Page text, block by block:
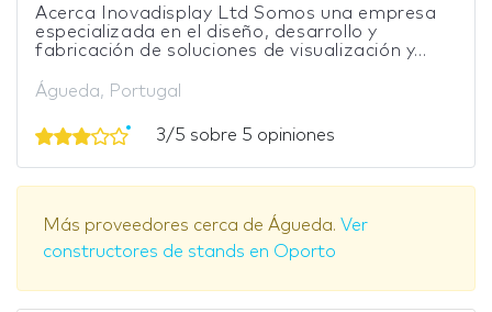
Acerca Inovadisplay Ltd Somos una empresa
especializada en el diseño, desarrollo y
fabricación de soluciones de visualización y...
Águeda, Portugal
3/5 sobre 5 opiniones
Más proveedores cerca de Águeda. Ver
constructores de stands en Oporto